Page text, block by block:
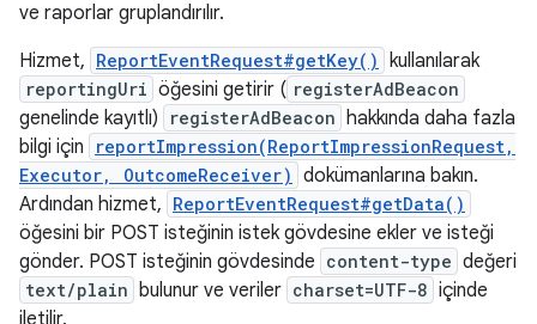
ve raporlar gruplandırılır.
Hizmet, ReportEventRequest#getKey() kullanılarak
reportingUri öğesini getirir ( registerAdBeacon
genelinde kayıtlı) registerAdBeacon hakkında daha fazla
bilgi için
reportImpression(ReportImpressionRequest,
Executor, OutcomeReceiver) dokümanlarına bakın.
Ardından hizmet, ReportEventRequest#getData()
öğesini bir POST isteğinin istek gövdesine ekler ve isteği
gönder. POST isteğinin gövdesinde content-type değeri
text/plain bulunur ve veriler charset=UTF-8 içinde
iletilir.